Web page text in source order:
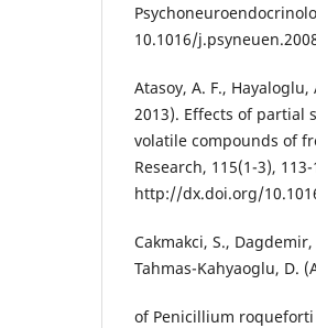
10.1016/
Atasoy, A. F.,
2013). Effects of partial
volatile compounds of
Research, 115(1-3), 113-
http://dx.doi.org/
Cakmakci, S.,
Tahmas-Kahyaoglu, D.
of Penicillium